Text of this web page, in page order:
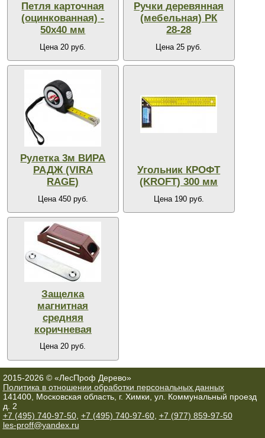
Петля карточная
(оцинкованная) -
50х40 мм
Цена 20 руб.
Ручки деревянная
(мебельная) РК
28-28
Цена 25 руб.
Рулетка 3м ВИРА
РАДЖ (VIRA
RAGE)
Цена 450 руб.
Угольник КРОФТ
(KROFT) 300 мм
Цена 190 руб.
Защелка
магнитная
средняя
коричневая
Цена 20 руб.
2015-2026 © «ЛесПроф Дерево»
Политика в отношении обработки персональных данных
141400, Московская область, г. Химки, ул. Коммунальный проезд
д. 2
+7 (495) 740-97-50, +7 (495) 740-97-60, +7 (977) 859-97-50
les-proff@yandex.ru